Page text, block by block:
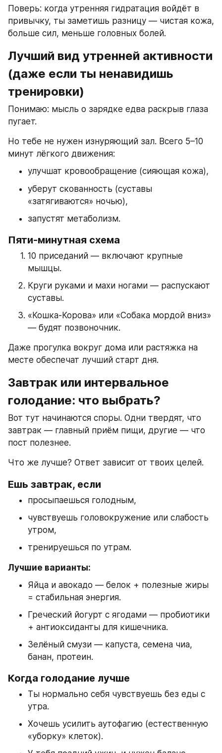
Поверь: когда утренняя гидратация войдёт в
привычку, ты заметишь разницу — чистая кожа,
больше сил, меньше головных болей.
Лучший вид утренней активности
(даже если ты ненавидишь
тренировки)
Понимаю: мысль о зарядке едва раскрыв глаза
пугает.
Но тебе не нужен изнуряющий зал. Всего 5–10
минут лёгкого движения:
улучшат кровообращение (сияющая кожа),
уберут скованность (суставы
«затягиваются» ночью),
запустят метаболизм.
Пяти‑минутная схема
10 приседаний — включают крупные
мышцы.
Круги руками и махи ногами — распускают
суставы.
«Кошка‑Корова» или «Собака мордой вниз»
— будят позвоночник.
Даже прогулка вокруг дома или растяжка на
месте обеспечат лучший старт дня.
Завтрак или интервальное
голодание: что выбрать?
Вот тут начинаются споры. Одни твердят, что
завтрак — главный приём пищи, другие — что
пост полезнее.
Что же лучше? Ответ зависит от твоих целей.
Ешь завтрак, если
просыпаешься голодным,
чувствуешь головокружение или слабость
утром,
тренируешься по утрам.
Лучшие варианты:
Яйца и авокадо — белок + полезные жиры
= стабильная энергия.
Греческий йогурт с ягодами — пробиотики
+ антиоксиданты для кишечника.
Зелёный смузи — капуста, семена чиа,
банан, протеин.
Когда голодание лучше
Ты нормально себя чувствуешь без еды с
утра.
Хочешь усилить аутофагию (естественную
«уборку» клеток).